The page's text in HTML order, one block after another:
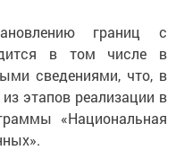
границ с
в том числе в
сведениями, что, в
этапов реализации в
«Национальная